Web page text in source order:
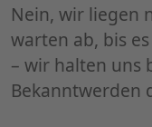
Nein, wir liegen
warten ab, bis
– wir halten uns
Bekanntwerden